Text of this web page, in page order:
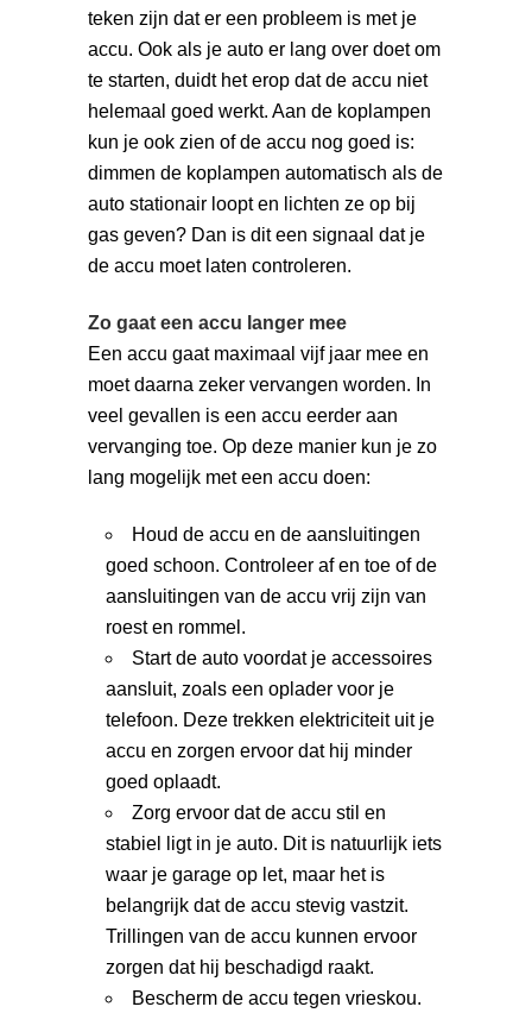
teken zijn dat er een probleem is met je
accu. Ook als je auto er lang over doet om
te starten, duidt het erop dat de accu niet
helemaal goed werkt. Aan de koplampen
kun je ook zien of de accu nog goed is:
dimmen de koplampen automatisch als de
auto stationair loopt en lichten ze op bij
gas geven? Dan is dit een signaal dat je
de accu moet laten controleren.
Zo gaat een accu langer mee
Een accu gaat maximaal vijf jaar mee en
moet daarna zeker vervangen worden. In
veel gevallen is een accu eerder aan
vervanging toe. Op deze manier kun je zo
lang mogelijk met een accu doen:
Houd de accu en de aansluitingen
goed schoon. Controleer af en toe of de
aansluitingen van de accu vrij zijn van
roest en rommel.
Start de auto voordat je accessoires
aansluit, zoals een oplader voor je
telefoon. Deze trekken elektriciteit uit je
accu en zorgen ervoor dat hij minder
goed oplaadt.
Zorg ervoor dat de accu stil en
stabiel ligt in je auto. Dit is natuurlijk iets
waar je garage op let, maar het is
belangrijk dat de accu stevig vastzit.
Trillingen van de accu kunnen ervoor
zorgen dat hij beschadigd raakt.
Bescherm de accu tegen vrieskou.